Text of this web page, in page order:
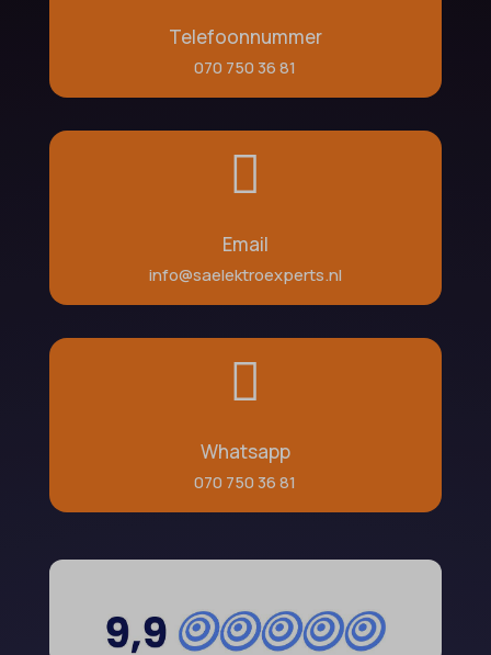
Telefoonnummer
070 750 36 81

Email
info@saelektroexperts.nl

Whatsapp
070 750 36 81